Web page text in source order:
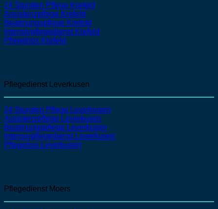
24 Stunden Pflege Krefeld
Assistenzpflege Krefeld
Beatmungspflege Krefeld
Intensivpflegedienst Krefeld
Pflegebox Krefeld
Pflegedienst Leverkusen
24 Stunden Pflege Leverkusen
Assistenzpflege Leverkusen
Beatmungspflege Leverkusen
Intensivpflegedienst Leverkusen
Pflegebox Leverkusen
Pflegedienst Moers